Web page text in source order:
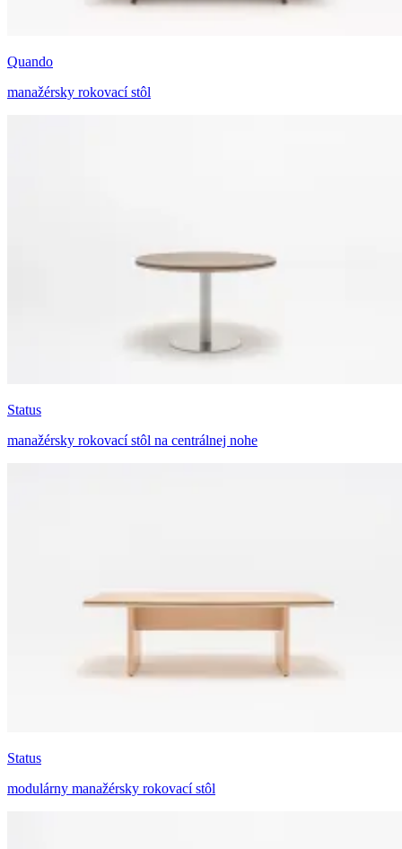
Quando
manažérsky rokovací stôl
Status
manažérsky rokovací stôl na centrálnej nohe
Status
modulárny manažérsky rokovací stôl